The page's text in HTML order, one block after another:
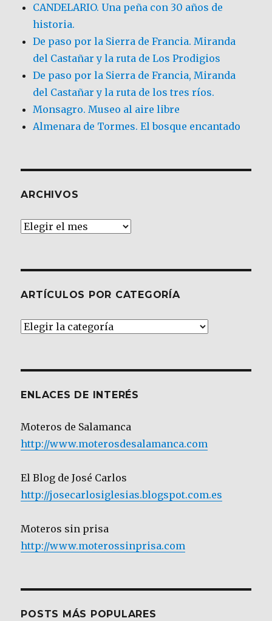
CANDELARIO. Una peña con 30 años de
historia.
De paso por la Sierra de Francia. Miranda
del Castañar y la ruta de Los Prodigios
De paso por la Sierra de Francia, Miranda
del Castañar y la ruta de los tres ríos.
Monsagro. Museo al aire libre
Almenara de Tormes. El bosque encantado
ARCHIVOS
Archivos
ARTÍCULOS POR CATEGORÍA
Artículos
ENLACES DE INTERÉS
Moteros de Salamanca
http://www.moterosdesalamanca.com
El Blog de José Carlos
http://josecarlosiglesias.blogspot.com.es
Moteros sin prisa
http://www.moterossinprisa.com
POSTS MÁS POPULARES